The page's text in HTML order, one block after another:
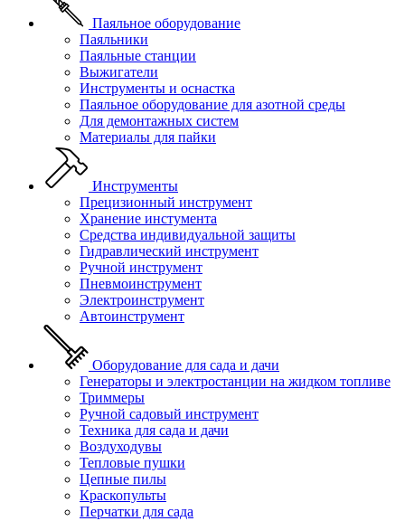
Паяльное оборудование
Паяльники
Паяльные станции
Выжигатели
Инструменты и оснастка
Паяльное оборудование для азотной среды
Для демонтажных систем
Материалы для пайки
Инструменты
Прецизионный инструмент
Хранение инстумента
Средства индивидуальной защиты
Гидравлический инструмент
Ручной инструмент
Пневмоинструмент
Электроинструмент
Автоинструмент
Оборудование для сада и дачи
Генераторы и электростанции на жидком топливе
Триммеры
Ручной садовый инструмент
Техника для сада и дачи
Воздуходувы
Тепловые пушки
Цепные пилы
Краскопульты
Перчатки для сада